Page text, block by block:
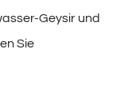
Geysir und
Sie